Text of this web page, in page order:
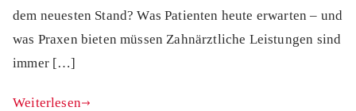
dem neuesten Stand? Was Patienten heute erwarten – und
was Praxen bieten müssen Zahnärztliche Leistungen sind
immer […]
Weiterlesen